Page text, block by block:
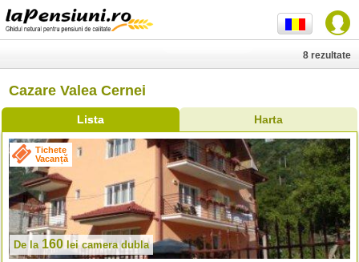
Cazare Valea Cernei
Lista Harta
8 rezultate
Tichete
Vacanță
De la 160 leicamera dubla